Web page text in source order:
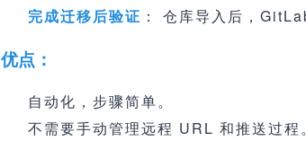
完成迁移后验证 ： 仓库导入后，
优点：
自动化，步骤简单。
不需要手动管理远程 URL 和推送过程。